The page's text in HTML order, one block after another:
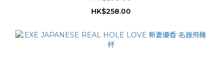
HK$258.00